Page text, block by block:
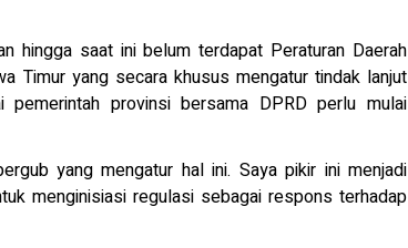
hingga saat ini belum terdapat Peraturan Daerah
Timur yang secara khusus mengatur tindak lanjut
provinsi bersama DPRD perlu mulai
yang mengatur hal ini. Saya pikir ini menjadi
menginisiasi regulasi sebagai respons terhadap